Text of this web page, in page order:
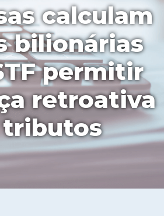
calculam
bilionárias
permitir
retroativa